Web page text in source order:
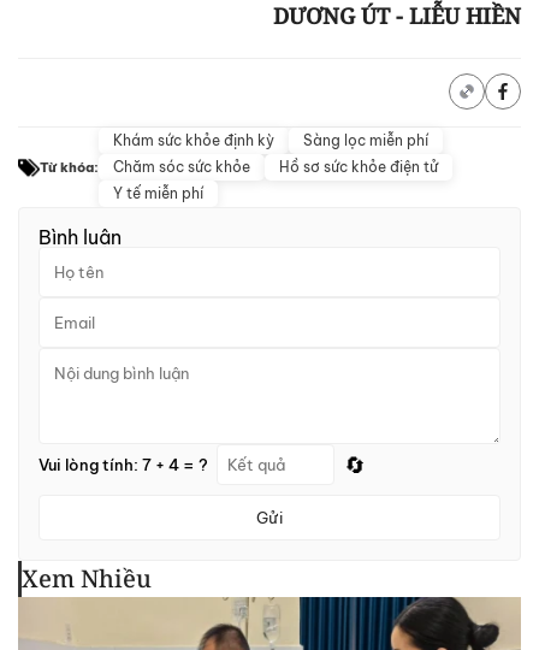
DƯƠNG ÚT - LIỄU HIỀN
Từ khóa:
Khám sức khỏe định kỳ
Sàng lọc miễn phí
Chăm sóc sức khỏe
Hồ sơ sức khỏe điện tử
Y tế miễn phí
Bình luận
Vui lòng tính: 7 + 4 = ? 🔄
Gửi
Xem Nhiều